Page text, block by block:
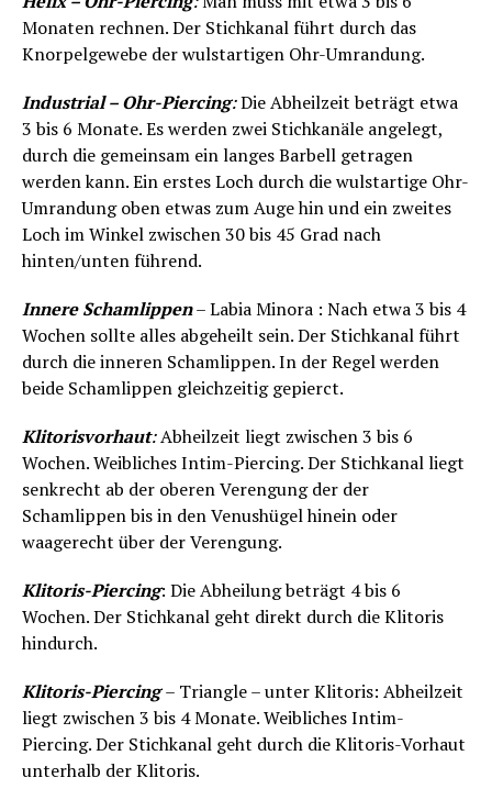
Monaten rechnen. Der Stichkanal führt durch das
Knorpelgewebe der wulstartigen Ohr-Umrandung.
Industrial – Ohr-Piercing:Die Abheilzeit beträgt etwa
3 bis 6 Monate. Es werden zwei Stichkanäle angelegt,
durch die gemeinsam ein langes Barbell getragen
werden kann. Ein erstes Loch durch die wulstartige Ohr-
Umrandung oben etwas zum Auge hin und ein zweites
Loch im Winkel zwischen 30 bis 45 Grad nach
hinten/unten führend.
Innere Schamlippen– Labia Minora : Nach etwa 3 bis 4
Wochen sollte alles abgeheilt sein. Der Stichkanal führt
durch die inneren Schamlippen. In der Regel werden
beide Schamlippen gleichzeitig gepierct.
Klitorisvorhaut:Abheilzeit liegt zwischen 3 bis 6
Wochen. Weibliches Intim-Piercing. Der Stichkanal liegt
senkrecht ab der oberen Verengung der der
Schamlippen bis in den Venushügel hinein oder
waagerecht über der Verengung.
Klitoris-Piercing: Die Abheilung beträgt 4 bis 6
Wochen. Der Stichkanal geht direkt durch die Klitoris
hindurch.
Klitoris-Piercing – Triangle – unter Klitoris: Abheilzeit
liegt zwischen 3 bis 4 Monate. Weibliches Intim-
Piercing. Der Stichkanal geht durch die Klitoris-Vorhaut
unterhalb der Klitoris.